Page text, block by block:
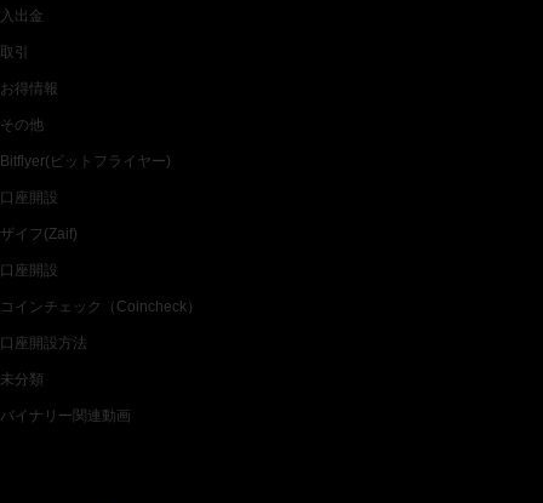
入出金
取引
お得情報
その他
Bitflyer(ビットフライヤー)
口座開設
ザイフ(Zaif)
口座開設
コインチェック（Coincheck）
口座開設方法
未分類
バイナリー関連動画